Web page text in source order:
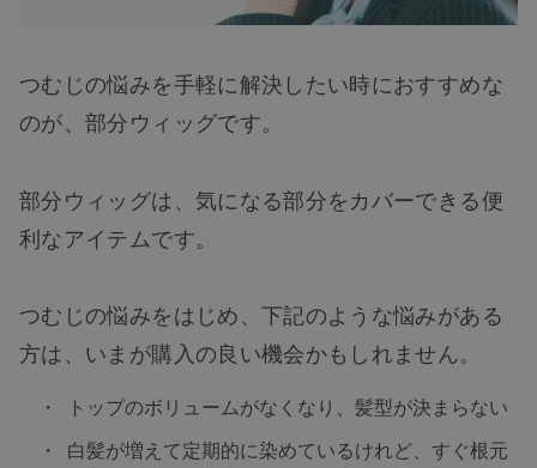
つむじの悩みを手軽に解決したい時におすすめな
のが、部分ウィッグです。
部分ウィッグは、気になる部分をカバーできる便
利なアイテムです。
つむじの悩みをはじめ、下記のような悩みがある
方は、いまが購入の良い機会かもしれません。
トップのボリュームがなくなり、髪型が決まらない
白髪が増えて定期的に染めているけれど、すぐ根元